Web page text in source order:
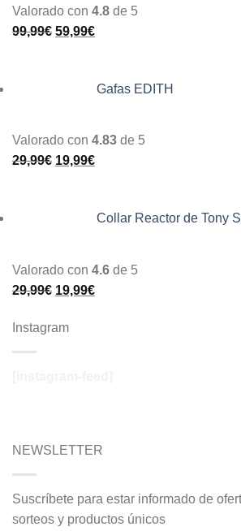
Valorado con 4.8 de 5
99,99€ 59,99€
Gafas EDITH
Valorado con 4.83 de 5
29,99€ 19,99€
Collar Reactor de Tony
Valorado con 4.6 de 5
29,99€ 19,99€
Instagram
NEWSLETTER
Suscríbete para estar informado de
sorteos y productos únicos